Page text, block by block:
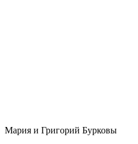
Мария и Григорий Бурковы